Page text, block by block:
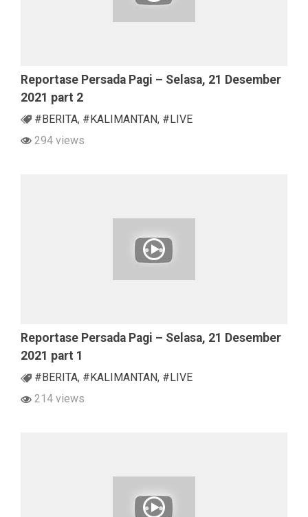
Reportase Persada Pagi – Selasa, 21 Desember
2021 part 2
#BERITA, #KALIMANTAN, #LIVE
294 views
Reportase Persada Pagi – Selasa, 21 Desember
2021 part 1
#BERITA, #KALIMANTAN, #LIVE
214 views